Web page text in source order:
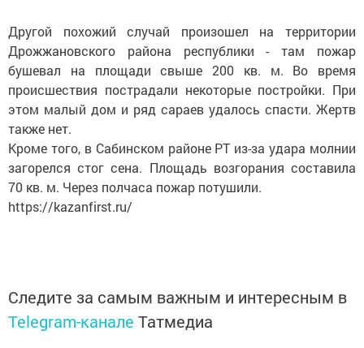
Другой похожий случай произошел на территории
Дрожжановского района республики - там пожар
бушевал на площади свыше 200 кв. м. Во время
происшествия пострадали некоторые постройки. При
этом малый дом и ряд сараев удалось спасти. Жертв
также нет.
Кроме того, в Сабинском районе РТ из-за удара молнии
загорелся стог сена. Площадь возгорания составила
70 кв. м. Через полчаса пожар потушили.
https://kazanfirst.ru/
Следите за самым важным и интересным в
Telegram-канале Татмедиа